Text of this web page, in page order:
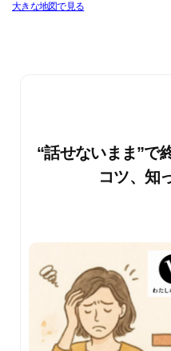
大きな地図で見る
“話せないまま”で
コツ、知